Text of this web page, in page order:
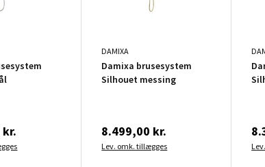
DAMIXA
Damixa brusesystem
Silhouet messing
8.499,00 kr.
Lev. omk. tillægges